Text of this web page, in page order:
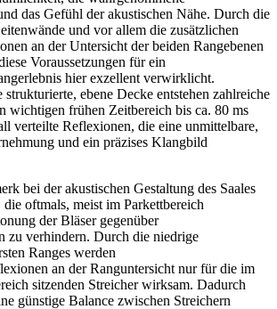
das Gefühl der akustischen Nähe. Durch die
und vor allem die zusätzlichen
an der Untersicht der beiden Rangebenen
Voraussetzungen für ein
hier exzellent verwirklicht.
ebene Decke entstehen zahlreiche
wichtigen frühen Zeitbereich bis ca. 80 ms
verteilte Reflexionen, die eine unmittelbare,
und ein präzises Klangbild
bei der akustischen Gestaltung des Saales
oftmals, meist im Parkettbereich
der Bläser gegenüber
zu verhindern. Durch die niedrige
Ranges werden
an der Ranguntersicht nur für die im
sitzenden Streicher wirksam. Dadurch
günstige Balance zwischen Streichern